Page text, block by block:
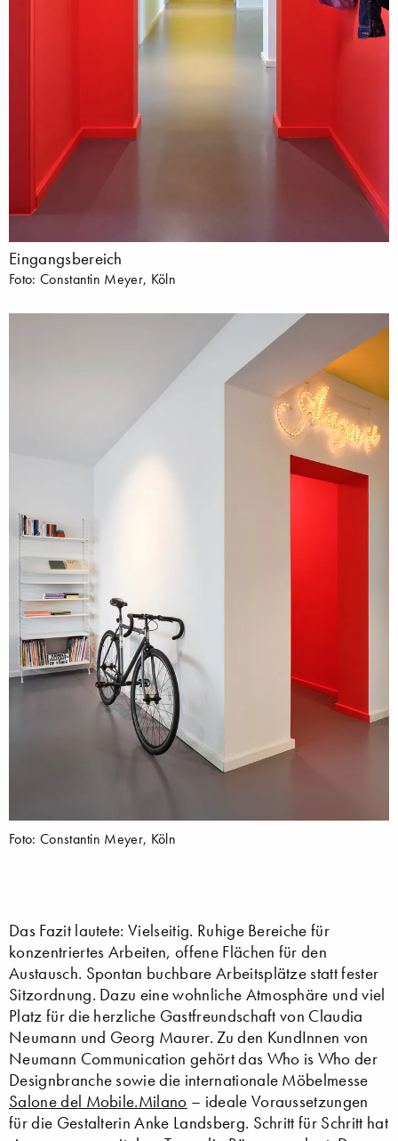
Eingangsbereich
Foto: Constantin Meyer, Köln
Foto: Constantin Meyer, Köln
Das Fazit lautete: Vielseitig. Ruhige Bereiche für
konzentriertes Arbeiten, offene Flächen für den
Austausch. Spontan buchbare Arbeitsplätze statt fester
Sitzordnung. Dazu eine wohnliche Atmosphäre und viel
Platz für die herzliche Gastfreundschaft von Claudia
Neumann und Georg Maurer. Zu den KundInnen von
Neumann Communication gehört das Who is Who der
Designbranche sowie die internationale Möbelmesse
Salone del Mobile.Milano – ideale Voraussetzungen
für die Gestalterin Anke Landsberg. Schritt für Schritt hat